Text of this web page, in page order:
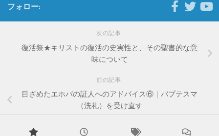
フォロー:
次の記事
復活祭★キリストの復活の史実性と、その聖書的な意
味について
前の記事
目ざめたエホバの証人へのアドバイス⑥｜バプテスマ
（洗礼）を受け直す